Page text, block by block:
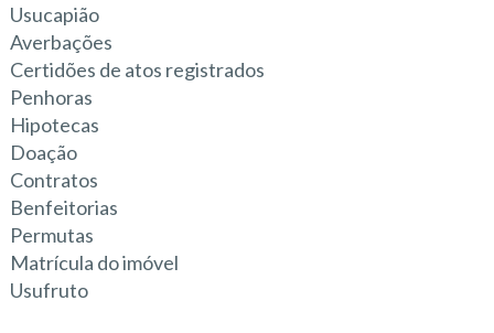
Usucapião
Averbações
Certidões de atos registrados
Penhoras
Hipotecas
Doação
Contratos
Benfeitorias
Permutas
Matrícula do imóvel
Usufruto